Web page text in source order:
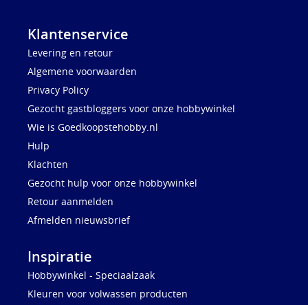
Klantenservice
Levering en retour
Algemene voorwaarden
Privacy Policy
Gezocht gastbloggers voor onze hobbywinkel
Wie is Goedkoopstehobby.nl
Hulp
Klachten
Gezocht hulp voor onze hobbywinkel
Retour aanmelden
Afmelden nieuwsbrief
Inspiratie
Hobbywinkel - Speciaalzaak
Kleuren voor volwassen producten